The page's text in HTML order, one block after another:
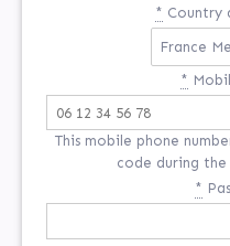
* Country
*
This mobile phone
code during the
*